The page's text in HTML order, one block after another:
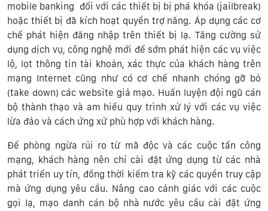
mobile banking đối với các thiết bị bị phá khóa (jailbreak)
hoặc thiết bị đã kích hoạt quyền trợ năng. Áp dụng các cơ
chế phát hiện đăng nhập trên thiết bị lạ. Tăng cường sử
dụng dịch vụ, công nghệ mới để sớm phát hiện các vụ việc
lộ, lọt thông tin tài khoản, xác thực của khách hàng trên
mạng Internet cũng như có cơ chế nhanh chóng gỡ bỏ
(take down) các website giả mạo. Huấn luyện đội ngũ cán
bộ thành thạo và am hiểu quy trình xử lý với các vụ việc
lừa đảo và cách ứng xử phù hợp với khách hàng.
Để phòng ngừa rủi ro từ mã độc và các cuộc tấn công
mạng, khách hàng nên chỉ cài đặt ứng dụng từ các nhà
phát triển uy tín, đồng thời kiểm tra kỹ các quyền truy cập
mà ứng dụng yêu cầu. Nâng cao cảnh giác với các cuộc
gọi lạ, mạo danh cán bộ nhà nước yêu cầu cài đặt ứng